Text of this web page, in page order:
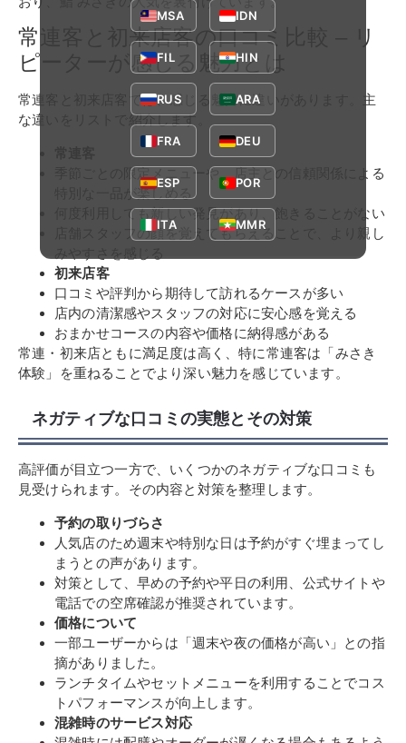
常連客と初来店客の口コミ比較 – リ
ピーターが感じる魅力とは
常連客と初来店客では、感じる魅力に違いがあります。主
な違いをリストで紹介します。
季節ごとの限定メニューや、店主との信頼関係による
特別な一品が楽しめる
何度利用しても新しい発見があり、飽きることがない
店舗スタッフの顔を覚えてもらえることで、より親し
みやすさを感じる
初来店客
口コミや評判から期待して訪れるケースが多い
店内の清潔感やスタッフの対応に安心感を覚える
おまかせコースの内容や価格に納得感がある
常連・初来店ともに満足度は高く、特に常連客は「みさき
体験」を重ねることでより深い魅力を感じています。
ネガティブな口コミの実態とその対策
高評価が目立つ一方で、いくつかのネガティブな口コミも
見受けられます。その内容と対策を整理します。
予約の取りづらさ
人気店のため週末や特別な日は予約がすぐ埋まってし
まうとの声があります。
対策として、早めの予約や平日の利用、公式サイトや
電話での空席確認が推奨されています。
価格について
一部ユーザーからは「週末や夜の価格が高い」との指
摘がありました。
ランチタイムやセットメニューを利用することでコス
トパフォーマンスが向上します。
混雑時のサービス対応
MSA IDN
FIL HIN
RUS ARA
FRA DEU
ESP POR
ITA MMR